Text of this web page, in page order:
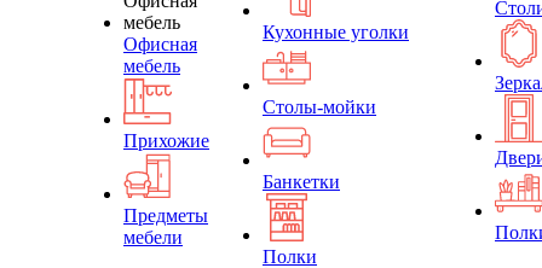
Офисная
мебель
Прихожие
Предметы
мебели
Кухонные уголки
Столы-мойки
Банкетки
Полки